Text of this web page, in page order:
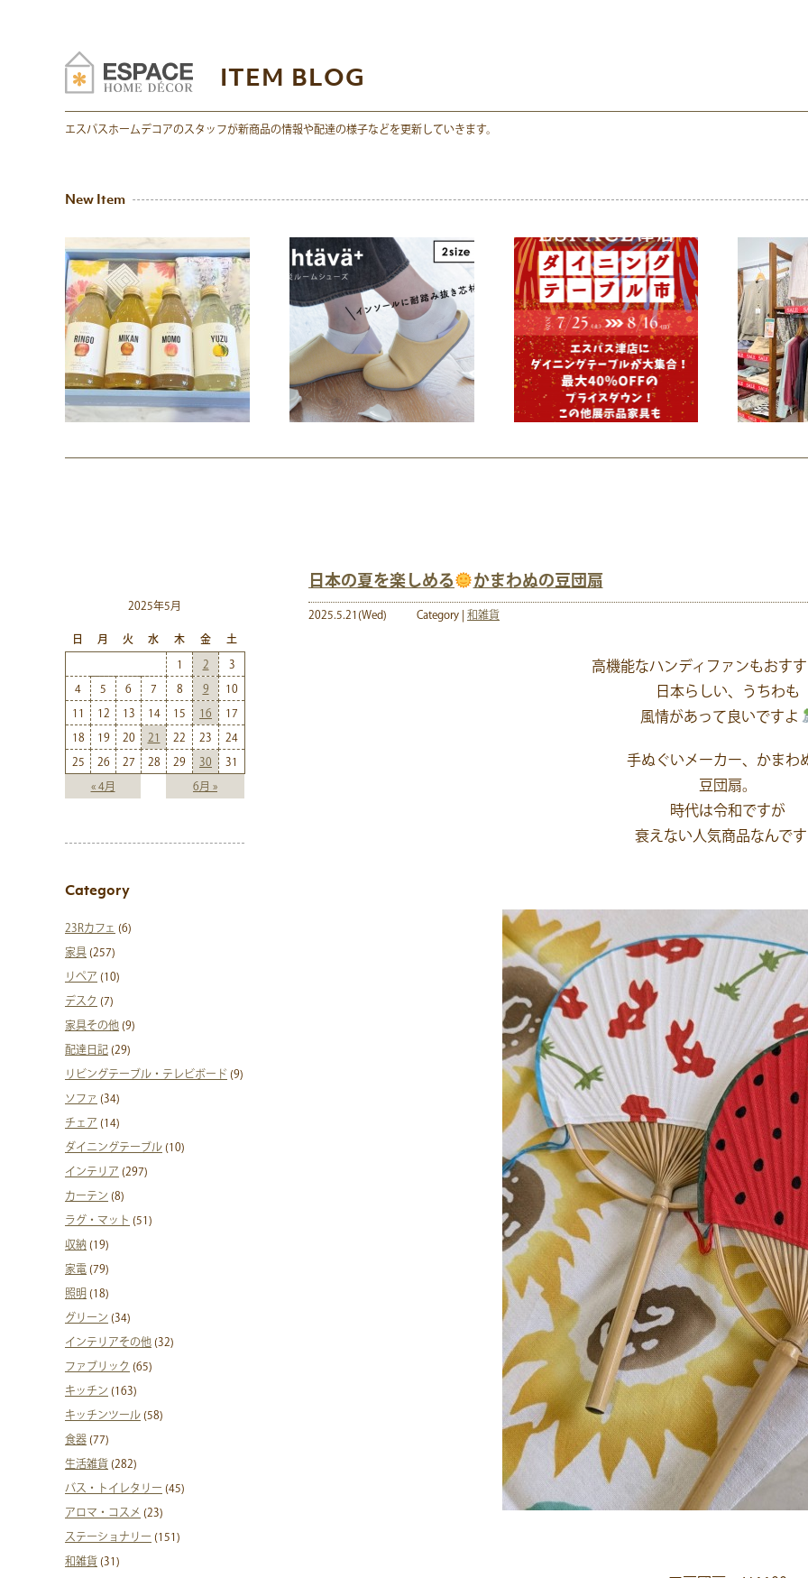
ITEM BLOG
エスパスホームデコアのスタッフが新商品の情報や配達の様子などを更新していきます。
New Item
日本の夏を楽しめる かまわぬの豆団扇
2025.5.21(Wed) Category | 和雑貨
高機能なハンディファンもおす
日本らしい、うちわも
風情があって良いですよ
手ぬぐいメーカー、かまわ
豆団扇。
時代は令和ですが
衰えない人気商品なんで
2025年5月
日 月 火 水 木 金 土
« 4月 6月 »
1 2 3
4 5 6 7 8 9 10
11 12 13 14 15 16 17
18 19 20 21 22 23 24
25 26 27 28 29 30 31
Category
23Rカフェ (6)
家具 (257)
リペア (10)
デスク (7)
家具その他 (9)
配達日記 (29)
リビングテーブル・テレビボード (9)
ソファ (34)
チェア (14)
ダイニングテーブル (10)
インテリア (297)
カーテン (8)
ラグ・マット (51)
収納 (19)
家電 (79)
照明 (18)
グリーン (34)
インテリアその他 (32)
ファブリック (65)
キッチン (163)
キッチンツール (58)
食器 (77)
生活雑貨 (282)
バス・トイレタリー (45)
アロマ・コスメ (23)
ステーショナリー (151)
和雑貨 (31)